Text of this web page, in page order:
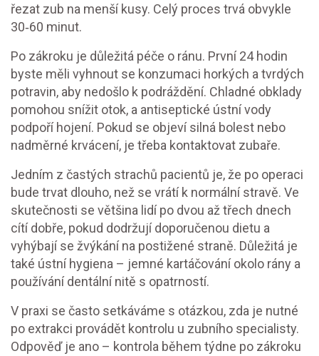
řezat zub na menší kusy. Celý proces trvá obvykle
30‑60 minut.
Po zákroku je důležitá péče o ránu. První 24 hodin
byste měli vyhnout se konzumaci horkých a tvrdých
potravin, aby nedošlo k podráždění. Chladné obklady
pomohou snížit otok, a antiseptické ústní vody
podpoří hojení. Pokud se objeví silná bolest nebo
nadměrné krvácení, je třeba kontaktovat zubaře.
Jedním z častých strachů pacientů je, že po operaci
bude trvat dlouho, než se vrátí k normální stravě. Ve
skutečnosti se většina lidí po dvou až třech dnech
cítí dobře, pokud dodržují doporučenou dietu a
vyhýbají se žvýkání na postižené straně. Důležitá je
také ústní hygiena – jemné kartáčování okolo rány a
používání dentální nitě s opatrností.
V praxi se často setkáváme s otázkou, zda je nutné
po extrakci provádět kontrolu u zubního specialisty.
Odpověď je ano – kontrola během týdne po zákroku